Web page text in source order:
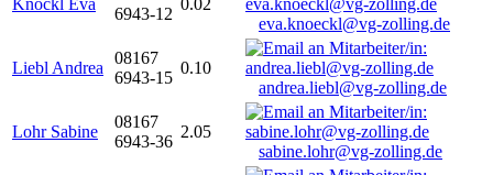
Knöckl Eva
6943-12
0.02
eva.knoeckl@vg-zolling.de
Liebl Andrea
08167
6943-15
0.10
andrea.liebl@vg-zolling.de
Lohr Sabine
08167
6943-36
2.05
sabine.lohr@vg-zolling.de